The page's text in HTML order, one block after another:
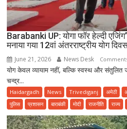
Barabanki UP: योगा फॉर हेल्दी
मनाया गया 12वां अंतरराष्ट्रीय योग
June 21, 2026 News Desk
योग केवल व्यायाम नहीं, बल्कि स्वस्थ और संतुलित
चन्द्र...
Haidargadh News Trivediganj अमेठी
पुलिस
प्रशासन बाराबंकी मोदी राजनीति राज्य